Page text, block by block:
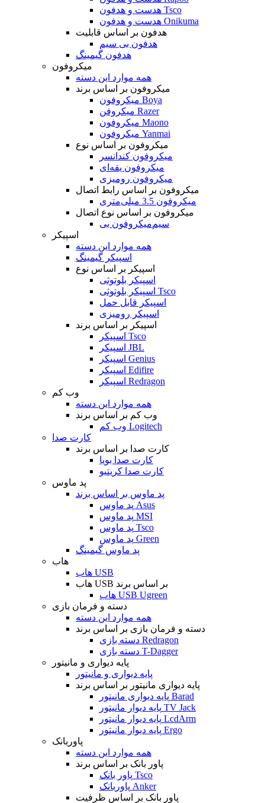
هدست و هدفون Tsco
هدست و هدفون Onikuma
هدفون بر اساس قابلیت
هدفون بی سیم
هدفون گیمینگ
میکروفون
همه موارد این دسته
میکروفون بر اساس برند
میکروفون Boya
میکروفن Razer
میکروفون Maono
میکروفون Yanmai
میکروفون بر اساس نوع
میکروفون کندانسر
میکروفون یقه‌ای
میکروفون رومیزی
میکروفون بر اساس رابط اتصال
میکروفون 3.5 میلی‌متری
میکروفون بر اساس نوع اتصال
میکروفون بی‌‎سیم
اسپیکر
همه موارد این دسته
اسپیکر گیمینگ
اسپیکر بر اساس نوع
اسپیکر بلوتوثی
اسپیکر بلوتوثی Tsco
اسپیکر قابل حمل
اسپیکر رومیزی
اسپیکر بر اساس برند
اسپیکر Tsco
اسپیکر JBL
اسپیکر Genius
اسپیکر Edifire
اسپیکر Redragon
وب کم
همه موارد این دسته
وب کم بر اساس برند
وب کم Logitech
کارت صدا
کارت صدا بر اساس برند
کارت صدا بویا
کارت صدا کریتیو
پد ماوس
پد ماوس بر اساس برند
پد ماوس Asus
پد ماوس MSI
پد ماوس Tsco
پد ماوس Green
پد ماوس گیمینگ
هاب
هاب USB
هاب USB بر اساس برند
هاب USB Ugreen
دسته و فرمان بازی
همه موارد این دسته
دسته و فرمان بازی بر اساس برند
دسته بازی Redragon
دسته بازی T-Dagger
پایه دیواری و مانیتور
پایه دیواری و مانیتور
پایه دیواری مانیتور بر اساس برند
پایه دیواری مانیتور Barad
پایه دیوار مانیتور TV Jack
پایه دیوار مانیتور LcdArm
پایه دیوار مانیتور Ergo
پاوربانک
همه موارد این دسته
پاور بانک بر اساس برند
پاور بانک Tsco
پاوربانک Anker
پاور بانک بر اساس ظرفیت